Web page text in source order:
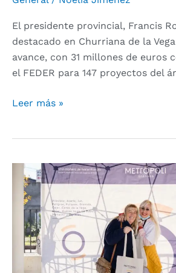
El presidente provincial, Francis
destacado en Churriana de la
avance, con 31 millones de euros
el FEDER para 147 proyectos del
Leer más »
desarrollo
urbano
sostenible
protagoniza
Monachil